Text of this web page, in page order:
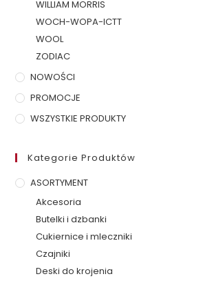
WILLIAM MORRIS
WOCH-WOPA-ICTT
WOOL
ZODIAC
NOWOŚCI
PROMOCJE
WSZYSTKIE PRODUKTY
Kategorie Produktów
ASORTYMENT
Akcesoria
Butelki i dzbanki
Cukiernice i mleczniki
Czajniki
Deski do krojenia